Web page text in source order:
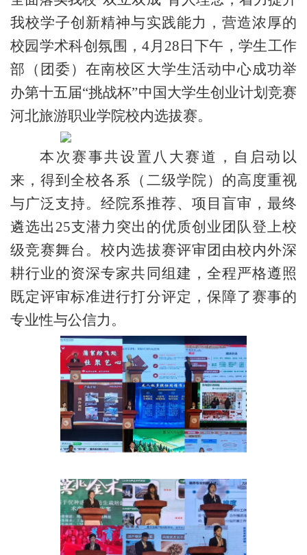
我校学子创新精神与实践能力，营造浓厚的
校园学术科创氛围，4月28日下午，学生工作
部（团委）在南校区大学生活动中心成功举
办第十五届“挑战杯”中国大学生创业计划竞赛
河北旅游职业学院校内选拔赛。
本次赛事共设置八大赛道，自启动以
来，得到全校各系（二级学院）的高度重视
与广泛支持。经院系推荐、项目盲审，最终
遴选出 25支潜力突出的优质创业团队登上校
级竞赛舞台。校内选拔赛评审团由校内外深
耕行业的资深专家共同组建，全程严格遵照
既定评审标准进行打分评定，保障了赛事的
专业性与公信力。